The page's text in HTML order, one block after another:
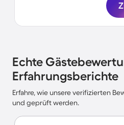
Echte
Erfahrungsberichte
Erfahre, wie unsere verifizierten
und geprüft werden.